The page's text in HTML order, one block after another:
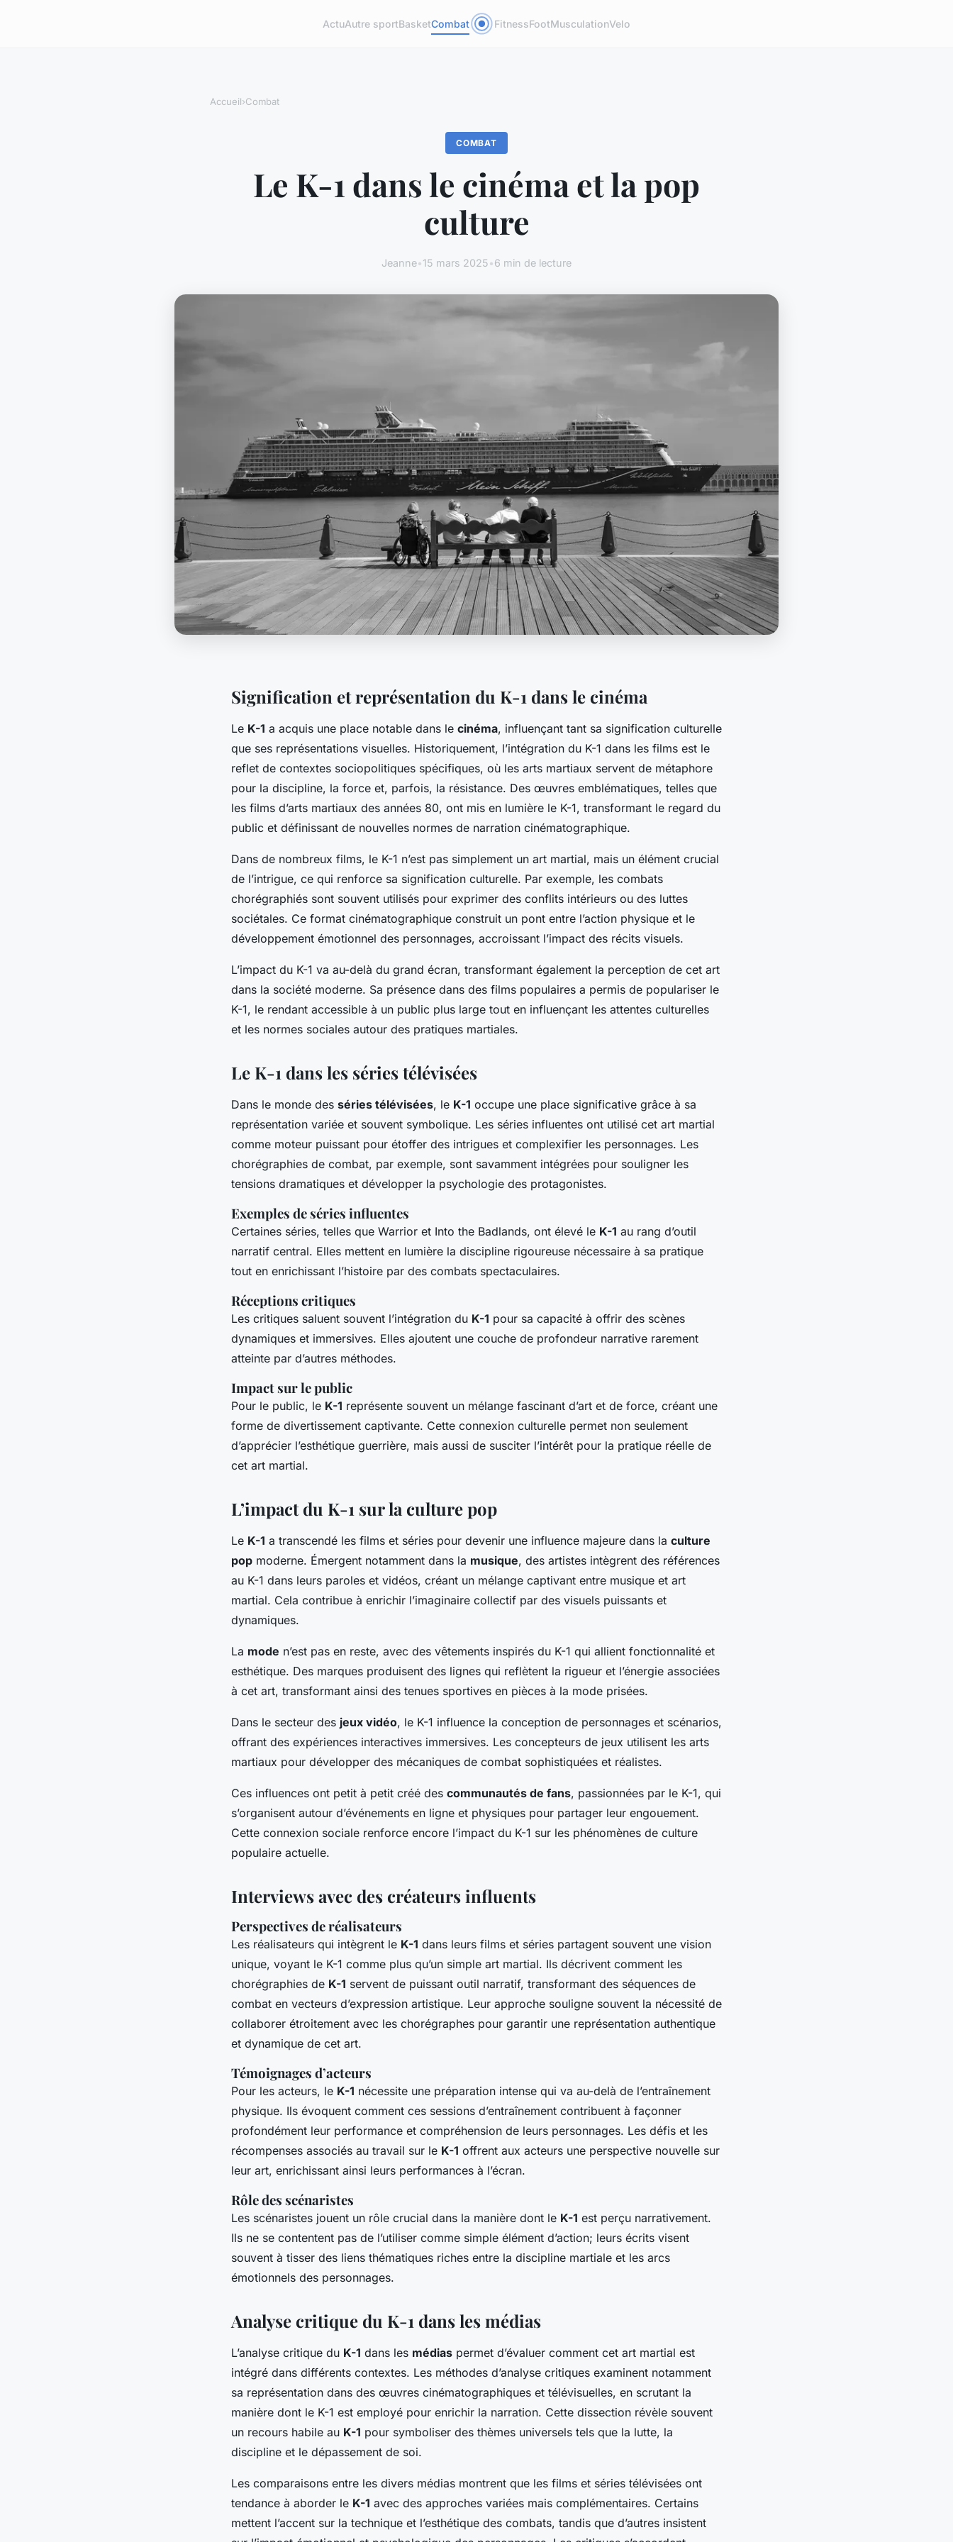
ActuAutre sportBasketCombat FitnessFootMusculationVelo
Accueil›Combat
COMBAT
Le K-1 dans le cinéma et la pop
culture
Jeanne•15 mars 2025•6 min de lecture
Signification et représentation du K-1 dans le cinéma
Le K-1 a acquis une place notable dans le cinéma, influençant tant sa signification culturelle
que ses représentations visuelles. Historiquement, l’intégration du K-1 dans les films est le
reflet de contextes sociopolitiques spécifiques, où les arts martiaux servent de métaphore
pour la discipline, la force et, parfois, la résistance. Des œuvres emblématiques, telles que
les films d’arts martiaux des années 80, ont mis en lumière le K-1, transformant le regard du
public et définissant de nouvelles normes de narration cinématographique.
Dans de nombreux films, le K-1 n’est pas simplement un art martial, mais un élément crucial
de l’intrigue, ce qui renforce sa signification culturelle. Par exemple, les combats
chorégraphiés sont souvent utilisés pour exprimer des conflits intérieurs ou des luttes
sociétales. Ce format cinématographique construit un pont entre l’action physique et le
développement émotionnel des personnages, accroissant l’impact des récits visuels.
L’impact du K-1 va au-delà du grand écran, transformant également la perception de cet art
dans la société moderne. Sa présence dans des films populaires a permis de populariser le
K-1, le rendant accessible à un public plus large tout en influençant les attentes culturelles
et les normes sociales autour des pratiques martiales.
Le K-1 dans les séries télévisées
Dans le monde des séries télévisées, le K-1 occupe une place significative grâce à sa
représentation variée et souvent symbolique. Les séries influentes ont utilisé cet art martial
comme moteur puissant pour étoffer des intrigues et complexifier les personnages. Les
chorégraphies de combat, par exemple, sont savamment intégrées pour souligner les
tensions dramatiques et développer la psychologie des protagonistes.
Exemples de séries influentes
Certaines séries, telles que Warrior et Into the Badlands, ont élevé le K-1 au rang d’outil
narratif central. Elles mettent en lumière la discipline rigoureuse nécessaire à sa pratique
tout en enrichissant l’histoire par des combats spectaculaires.
Réceptions critiques
Les critiques saluent souvent l’intégration du K-1 pour sa capacité à offrir des scènes
dynamiques et immersives. Elles ajoutent une couche de profondeur narrative rarement
atteinte par d’autres méthodes.
Impact sur le public
Pour le public, le K-1 représente souvent un mélange fascinant d’art et de force, créant une
forme de divertissement captivante. Cette connexion culturelle permet non seulement
d’apprécier l’esthétique guerrière, mais aussi de susciter l’intérêt pour la pratique réelle de
cet art martial.
L’impact du K-1 sur la culture pop
Le K-1 a transcendé les films et séries pour devenir une influence majeure dans la culture
pop moderne. Émergent notamment dans la musique, des artistes intègrent des références
au K-1 dans leurs paroles et vidéos, créant un mélange captivant entre musique et art
martial. Cela contribue à enrichir l’imaginaire collectif par des visuels puissants et
dynamiques.
La mode n’est pas en reste, avec des vêtements inspirés du K-1 qui allient fonctionnalité et
esthétique. Des marques produisent des lignes qui reflètent la rigueur et l’énergie associées
à cet art, transformant ainsi des tenues sportives en pièces à la mode prisées.
Dans le secteur des jeux vidéo, le K-1 influence la conception de personnages et scénarios,
offrant des expériences interactives immersives. Les concepteurs de jeux utilisent les arts
martiaux pour développer des mécaniques de combat sophistiquées et réalistes.
Ces influences ont petit à petit créé des communautés de fans, passionnées par le K-1, qui
s’organisent autour d’événements en ligne et physiques pour partager leur engouement.
Cette connexion sociale renforce encore l’impact du K-1 sur les phénomènes de culture
populaire actuelle.
Interviews avec des créateurs influents
Perspectives de réalisateurs
Les réalisateurs qui intègrent le K-1 dans leurs films et séries partagent souvent une vision
unique, voyant le K-1 comme plus qu’un simple art martial. Ils décrivent comment les
chorégraphies de K-1 servent de puissant outil narratif, transformant des séquences de
combat en vecteurs d’expression artistique. Leur approche souligne souvent la nécessité de
collaborer étroitement avec les chorégraphes pour garantir une représentation authentique
et dynamique de cet art.
Témoignages d’acteurs
Pour les acteurs, le K-1 nécessite une préparation intense qui va au-delà de l’entraînement
physique. Ils évoquent comment ces sessions d’entraînement contribuent à façonner
profondément leur performance et compréhension de leurs personnages. Les défis et les
récompenses associés au travail sur le K-1 offrent aux acteurs une perspective nouvelle sur
leur art, enrichissant ainsi leurs performances à l’écran.
Rôle des scénaristes
Les scénaristes jouent un rôle crucial dans la manière dont le K-1 est perçu narrativement.
Ils ne se contentent pas de l’utiliser comme simple élément d’action; leurs écrits visent
souvent à tisser des liens thématiques riches entre la discipline martiale et les arcs
émotionnels des personnages.
Analyse critique du K-1 dans les médias
L’analyse critique du K-1 dans les médias permet d’évaluer comment cet art martial est
intégré dans différents contextes. Les méthodes d’analyse critiques examinent notamment
sa représentation dans des œuvres cinématographiques et télévisuelles, en scrutant la
manière dont le K-1 est employé pour enrichir la narration. Cette dissection révèle souvent
un recours habile au K-1 pour symboliser des thèmes universels tels que la lutte, la
discipline et le dépassement de soi.
Les comparaisons entre les divers médias montrent que les films et séries télévisées ont
tendance à aborder le K-1 avec des approches variées mais complémentaires. Certains
mettent l’accent sur la technique et l’esthétique des combats, tandis que d’autres insistent